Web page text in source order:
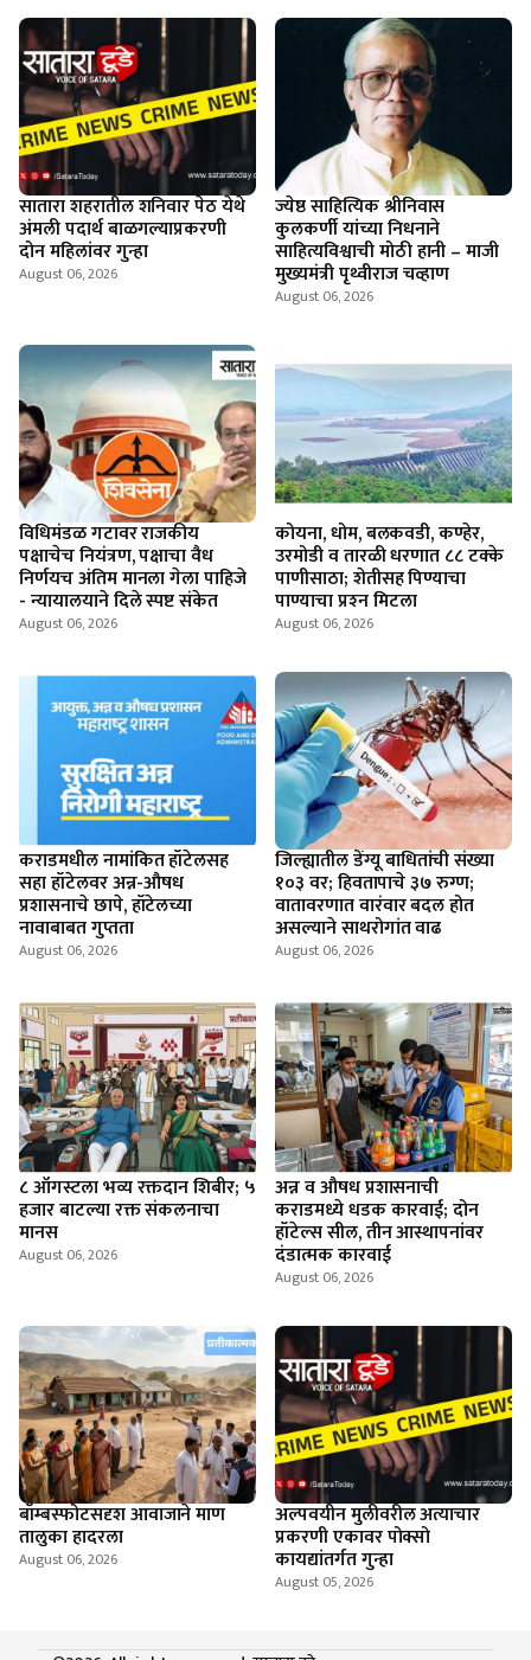
सातारा शहरातील शनिवार पेठ येथे
अंमली पदार्थ बाळगल्याप्रकरणी
दोन महिलांवर गुन्हा
August 06, 2026
ज्येष्ठ साहित्यिक श्रीनिवास
कुलकर्णी यांच्या निधनाने
साहित्यविश्वाची मोठी हानी – माजी
मुख्यमंत्री पृथ्वीराज चव्हाण
August 06, 2026
विधिमंडळ गटावर राजकीय
पक्षाचेच नियंत्रण, पक्षाचा वैध
निर्णयच अंतिम मानला गेला पाहिजे
- न्यायालयाने दिले स्पष्ट संकेत
August 06, 2026
कोयना, धोम, बलकवडी, कण्हेर,
उरमोडी व तारळी धरणात ८८ टक्के
पाणीसाठा; शेतीसह पिण्याचा
पाण्याचा प्रश्‍न मिटला
August 06, 2026
कराडमधील नामांकित हॉटेलसह
सहा हॉटेलवर अन्न-औषध
प्रशासनाचे छापे, हॉटेलच्या
नावाबाबत गुप्तता
August 06, 2026
जिल्ह्यातील डेंग्यू बाधितांची संख्या
१०३ वर; हिवतापाचे ३७ रुग्ण;
वातावरणात वारंवार बदल होत
असल्याने साथरोगांत वाढ
August 06, 2026
८ ऑगस्टला भव्य रक्तदान शिबीर; ५
हजार बाटल्या रक्त संकलनाचा
मानस
August 06, 2026
अन्न व औषध प्रशासनाची
कराडमध्ये धडक कारवाई; दोन
हॉटेल्स सील, तीन आस्थापनांवर
दंडात्मक कारवाई
August 06, 2026
बॉम्बस्फोटसदृश आवाजाने माण
तालुका हादरला
August 06, 2026
अल्पवयीन मुलीवरील अत्याचार
प्रकरणी एकावर पोक्सो
कायद्यांतर्गत गुन्हा
August 05, 2026